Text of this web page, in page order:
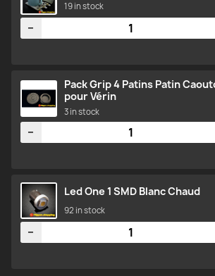
19 in stock
−
Pack Grip 4 Patins Patin
pour Vérin
3 in stock
Quantity
−
Led One 1 SMD Blanc Chaud
92 in stock
−